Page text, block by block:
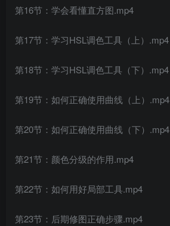
第16节：学会看懂直方图.mp4
第17节：学习HSL调色工具（上）.mp4
第18节：学习HSL调色工具（下）.mp4
第19节：如何正确使用曲线（上）.mp4
第20节：如何正确使用曲线（下）.mp4
第21节：颜色分级的作用.mp4
第22节：如何用好局部工具.mp4
第23节：后期修图正确步骤.mp4